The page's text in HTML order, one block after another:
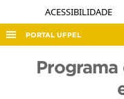
ACESSIBILIDADE
PORTAL UFPEL
Programa